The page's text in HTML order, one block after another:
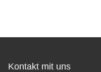
Kontakt mit uns